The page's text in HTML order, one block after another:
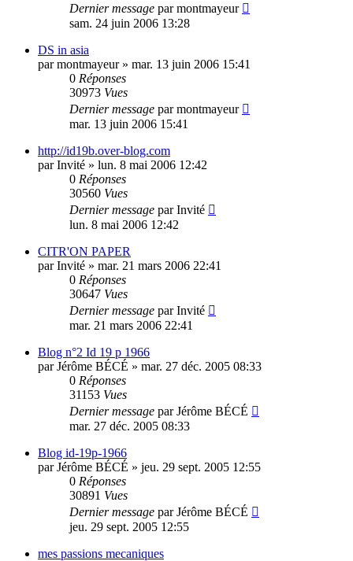
Dernier message parmontmayeur
sam. 24 juin 2006 13:28
DS in asia
parmontmayeur» mar. 13 juin 2006 15:41
0 Réponses
30973 Vues
Dernier message parmontmayeur
mar. 13 juin 2006 15:41
http://id19b.over-blog.com
parInvité » lun. 8 mai 2006 12:42
0 Réponses
30560 Vues
Dernier message parInvité
lun. 8 mai 2006 12:42
CITR'ON PAPER
parInvité » mar. 21 mars 2006 22:41
0 Réponses
30647 Vues
Dernier message parInvité
mar. 21 mars 2006 22:41
Blog n°2 Id 19 p 1966
parJérôme BÉCÉ » mar. 27 déc. 2005 08:33
0 Réponses
31153 Vues
Dernier message parJérôme BÉCÉ
mar. 27 déc. 2005 08:33
Blog id-19p-1966
parJérôme BÉCÉ » jeu. 29 sept. 2005 12:55
0 Réponses
30891 Vues
Dernier message parJérôme BÉCÉ
jeu. 29 sept. 2005 12:55
mes passions mecaniques